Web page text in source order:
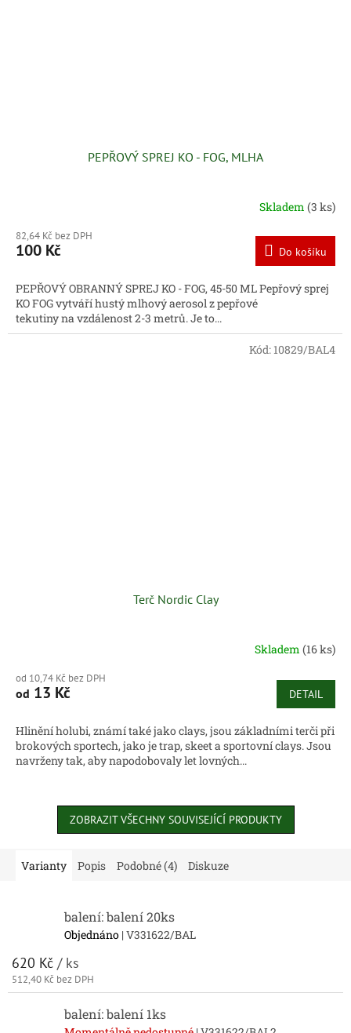
PEPŘOVÝ SPREJ KO - FOG, MLHA
Skladem (3 ks)
82,64 Kč bez DPH
100 Kč Do košíku
PEPŘOVÝ OBRANNÝ SPREJ KO - FOG, 45-50 ML Pepřový sprej
KO FOG vytváří hustý mlhový aerosol z pepřové
tekutiny na vzdálenost 2-3 metrů. Je to...
Terč Nordic Clay
Skladem (16 ks)
od 10,74 Kč bez DPH
od 13 Kč DETAIL
Hlinění holubi, známí také jako clays, jsou základními terči při
brokových sportech, jako je trap, skeet a sportovní clays. Jsou
navrženy tak, aby napodobovaly let lovných...
Kód: 10829/BAL4
ZOBRAZIT VŠECHNY SOUVISEJÍCÍ PRODUKTY
Varianty Popis Podobné (4) Diskuze
balení: balení 20ks
Objednáno | V331622/BAL
620 Kč / ks
512,40 Kč bez DPH
balení: balení 1ks